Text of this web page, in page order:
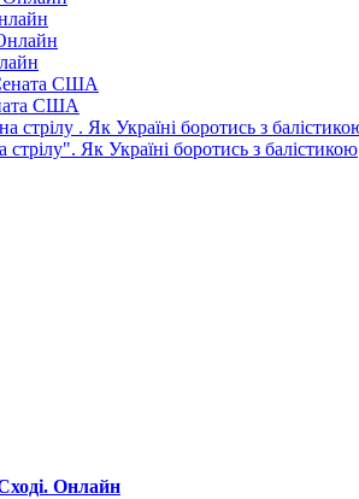
США
Як Україні боротись з балістикою
Онлайн